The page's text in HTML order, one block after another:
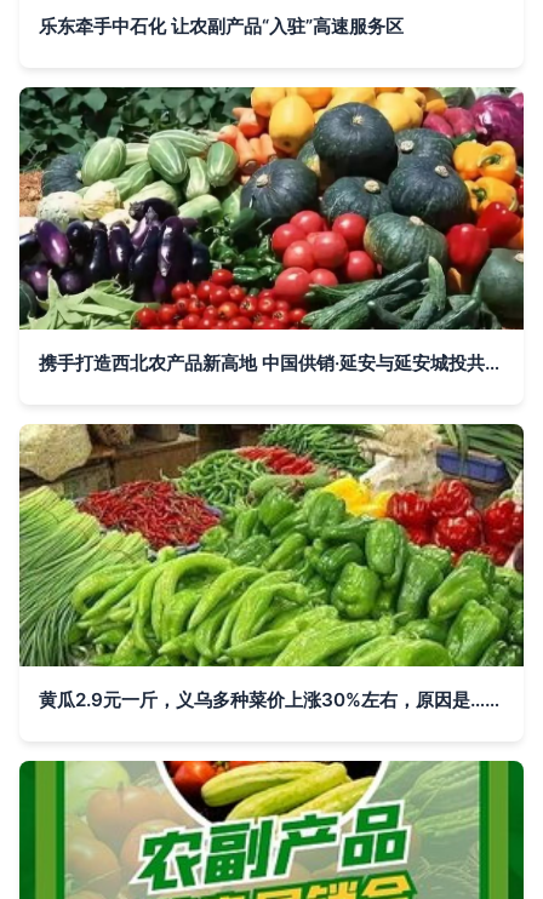
乐东牵手中石化 让农副产品“入驻”高速服务区
携手打造西北农产品新高地 中国供销·延安与延安城投共筑集散中心
黄瓜2.9元一斤，义乌多种菜价上涨30%左右，原因是……